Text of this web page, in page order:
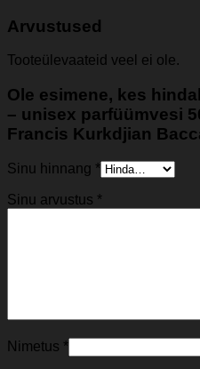
Arvustused
Tooteülevaateid veel ei ole.
Ole esimene, kes
– unisex parfüümvesi
Francis Kurkdjian
Sinu hinnang *
Sinu arvustus *
Nimetus *